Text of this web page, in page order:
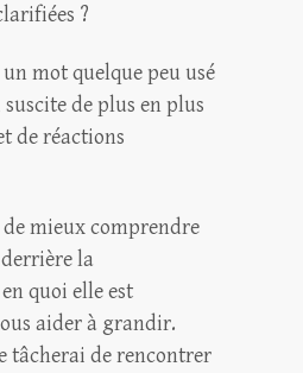
?
un mot quelque peu usé
de plus en plus
de réactions
mieux comprendre
la
quoi elle est
aider à grandir.
tâcherai de rencontrer